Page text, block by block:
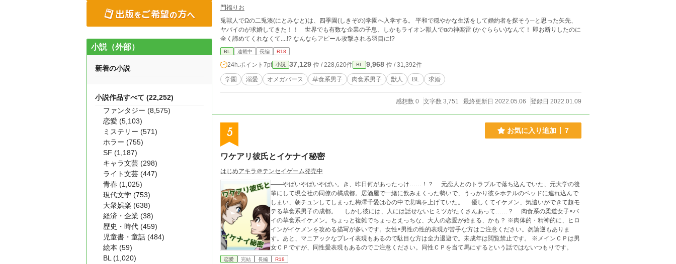
門福りお
兎獣人でΩの二兎湊(にとみなと)は、四季園(しきぞの)学園へ入学する。 平和で穏やかな生活をして婚約者を探そう─と思った矢先、
ヤバイのが求婚してきた！！ 世界でも有数な企業の子息、しかもライオン獣人でαの神楽雷 (かぐららい)なんて！ 即お断りしたのに
全く諦めてくれなくて....!? なんならアピール攻撃される羽目に!?
BL 連載中 長編 R18
24h.ポイント 7pt 小説 37,129 位 / 228,620件 BL 9,968 位 / 31,392件
学園 溺愛 オメガバース 草食系男子 肉食系男子 獣人 BL 求婚
感想数 0 文字数 3,751 最終更新日 2022.05.06 登録日 2022.01.09
5 お気に入り追加 7
ワケアリ彼氏とイケナイ秘密
はじめアキラ＠テンセイゲーム発売中
――やばいやばいやばい。き、昨日何があったっけ……！？ 元恋人とのトラブルで落ち込んでいた、元大学の後
輩にして現会社の同僚の橘成都。居酒屋で一緒に飲みまくった勢いで、うっかり彼をホテルのベッドに連れ込んで
しまい、朝チュンしてしまった梅澤千愛は心の中で悲鳴を上げていた。 優しくてイケメン、気遣いができて超モ
テる草食系男子の成都。 しかし彼には、人には話せないヒミツがたくさんあって……？ 肉食系の柔道女子×バ
イの草食系イケメン。ちょっと複雑でちょっとえっちな、大人の恋愛が始まる、かも？ ※肉体的・精神的に、ヒロ
インがイケメンを攻める描写が多いです。女性×男性の性的表現が苦手な方はご注意ください。勿論逆もありま
す。あと、マニアックなプレイ表現もあるので駄目な方は全力退避で。未成年は閲覧禁止です。 ※メインＣＰは男
女ＣＰですが、同性愛表現もあるのでご注意ください。同性ＣＰを当て馬にするという話ではないつもりです。
恋愛 完結 長編 R18
小説（外部）
新着の小説
小説作品すべて (22,252)
ファンタジー (8,575)
恋愛 (5,103)
ミステリー (571)
ホラー (755)
SF (1,187)
キャラ文芸 (298)
ライト文芸 (447)
青春 (1,025)
現代文学 (753)
大衆娯楽 (638)
経済・企業 (38)
歴史・時代 (459)
児童書・童話 (484)
絵本 (59)
BL (1,020)